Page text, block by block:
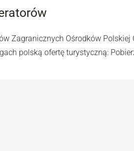
Zagranicznych Ośrodków
polską ofertę turystyczną: